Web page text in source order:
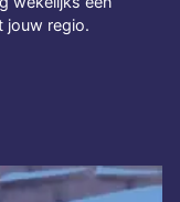
jouw regio.